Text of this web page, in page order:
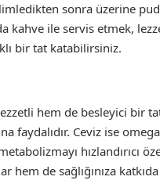
sonra üzerine
kahve ile servis etmek,
bir tat katabilirsiniz.
hem de besleyici bir
faydalıdır. Ceviz ise
hızlandırıcı
hem de sağlığınıza